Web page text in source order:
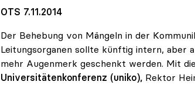
OTS 7.11.2014
Der Behebung von Mängeln in der
Leitungsorganen sollte künftig intern, aber
mehr Augenmerk geschenkt werden. Mit
Universitätenkonferenz (uniko), Rektor